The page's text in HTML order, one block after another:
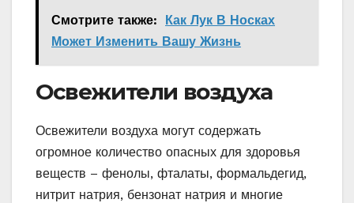
Смотрите также:
Как Лук В Носках
Может Изменить Вашу Жизнь
Освежители воздуха
Освежители воздуха могут содержать
огромное количество опасных для здоровья
веществ – фенолы, фталаты, формальдегид,
нитрит натрия, бензонат натрия и многие